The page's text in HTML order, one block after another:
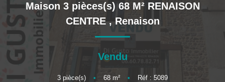
BIENS VENDUS
Maison 3 pièces(s) 68 M² RENAISON
CENTRE , Renaison
Vendu
3 pièce(s) • 68 m² • Réf : 5089